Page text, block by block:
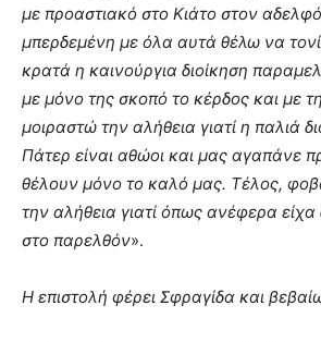
με προαστιακό στο Κιάτο στον
μπερδεμένη με όλα αυτά θέλω να
κρατά η καινούργια διοίκηση
με μόνο της σκοπό το κέρδος και με
μοιραστώ την αλήθεια γιατί η παλιά
Πάτερ είναι αθώοι και μας αγαπάνε
θέλουν μόνο το καλό μας. Τέλος,
την αλήθεια γιατί όπως ανέφερα είχα
στο παρελθόν».
Η επιστολή φέρει Σφραγίδα και